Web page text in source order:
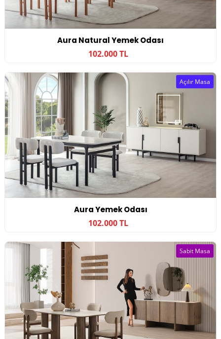
Aura Natural Yemek Odası
102.000 TL
Aura Yemek Odası
102.000 TL
Açılır Masa
Sabit Masa